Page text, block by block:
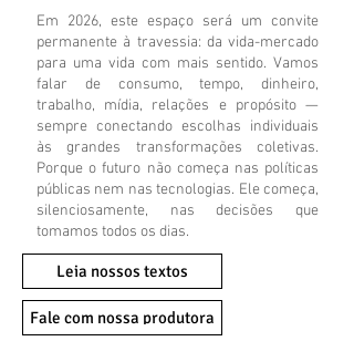
Em 2026, este espaço será um convite
permanente à travessia: da vida-mercado
para uma vida com mais sentido. Vamos
falar de consumo, tempo, dinheiro,
trabalho, mídia, relações e propósito —
sempre conectando escolhas individuais
às grandes transformações coletivas.
Porque o futuro não começa nas políticas
públicas nem nas tecnologias. Ele começa,
silenciosamente, nas decisões que
tomamos todos os dias.
Leia nossos textos
Fale com nossa produtora